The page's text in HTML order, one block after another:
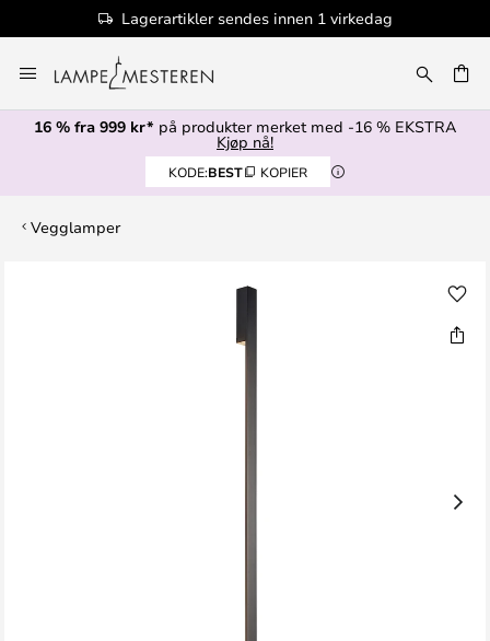
Lagerartikler sendes innen 1 virkedag
til
innhold
16 % fra 999 kr* på produkter merket med -16 % EKSTRA
Kjøp nå!
KODE:BEST KOPIER
Vegglamper